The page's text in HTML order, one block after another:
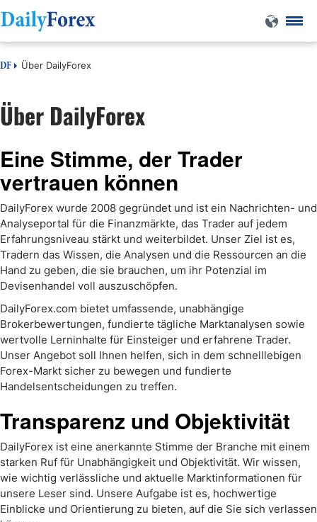
DF Über DailyForex
Über DailyForex
Eine Stimme, der Trader
vertrauen können
DailyForex wurde 2008 gegründet und ist ein Nachrichten- und
Analyseportal für die Finanzmärkte, das Trader auf jedem
Erfahrungsniveau stärkt und weiterbildet. Unser Ziel ist es,
Tradern das Wissen, die Analysen und die Ressourcen an die
Hand zu geben, die sie brauchen, um ihr Potenzial im
Devisenhandel voll auszuschöpfen.
DailyForex.com bietet umfassende, unabhängige
Brokerbewertungen, fundierte tägliche Marktanalysen sowie
wertvolle Lerninhalte für Einsteiger und erfahrene Trader.
Unser Angebot soll Ihnen helfen, sich in dem schnelllebigen
Forex-Markt sicher zu bewegen und fundierte
Handelsentscheidungen zu treffen.
Transparenz und Objektivität
DailyForex ist eine anerkannte Stimme der Branche mit einem
starken Ruf für Unabhängigkeit und Objektivität. Wir wissen,
wie wichtig verlässliche und aktuelle Marktinformationen für
unsere Leser sind. Unsere Aufgabe ist es, hochwertige
Einblicke und Orientierung zu bieten, auf die Sie sich verlassen